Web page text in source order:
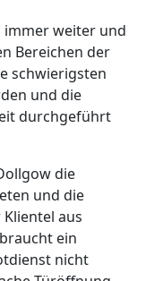
immer weiter und
Bereichen der
schwierigsten
und die
durchgeführt
die
und die
aus
ein
nicht